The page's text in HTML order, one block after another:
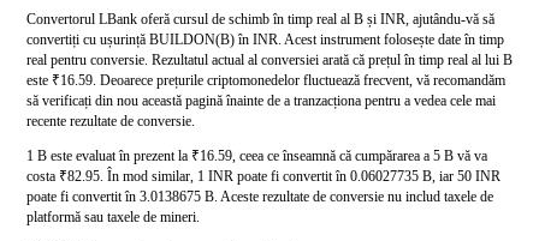
Convertorul LBank oferă cursul de schimb în timp real al B și INR, ajutându-vă să
convertiți cu ușurință BUILDON(B) în INR. Acest instrument folosește date în timp
real pentru conversie. Rezultatul actual al conversiei arată că prețul în timp real al lui B
este ₹16.59. Deoarece prețurile criptomonedelor fluctuează frecvent, vă recomandăm
să verificați din nou această pagină înainte de a tranzacționa pentru a vedea cele mai
recente rezultate de conversie.
1 B este evaluat în prezent la ₹16.59, ceea ce înseamnă că cumpărarea a 5 B vă va
costa ₹82.95. În mod similar, 1 INR poate fi convertit în 0.06027735 B, iar 50 INR
poate fi convertit în 3.0138675 B. Aceste rezultate de conversie nu includ taxele de
platformă sau taxele de mineri.